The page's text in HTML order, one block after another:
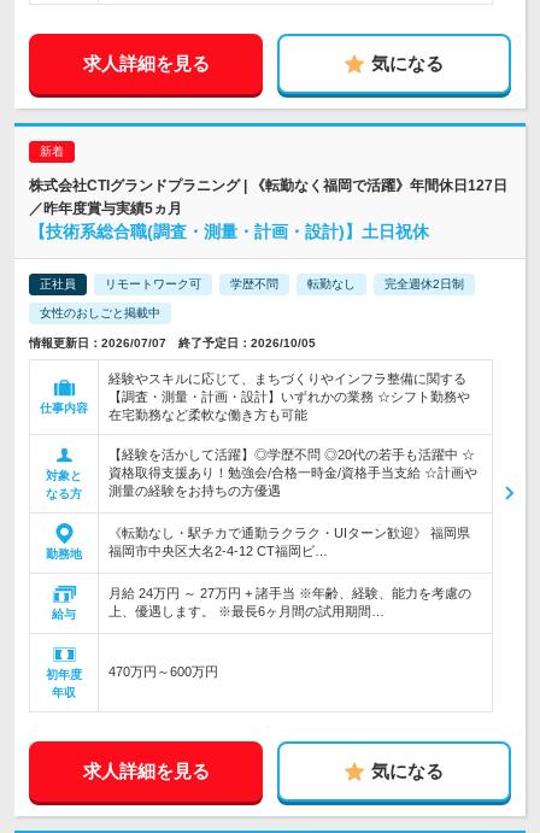
求人詳細を見る 気になる
株式会社CTIグランドプラニング | 《転勤なく福岡で活躍》年間休日127日
／昨年度賞与実績5ヵ月
【技術系総合職(調査・測量・計画・設計)】土日祝休
正社員 リモートワーク可 学歴不問 転勤なし 完全週休2日制
女性のおしごと掲載中
情報更新日：2026/07/07 終了予定日：2026/10/05
仕事内容
経験やスキルに応じて、まちづくりやインフラ整備に関する
【調査・測量・計画・設計】いずれかの業務 ☆シフト勤務や
在宅勤務など柔軟な働き方も可能
対象と
なる方
【経験を活かして活躍】◎学歴不問 ◎20代の若手も活躍中 ☆
資格取得支援あり！勉強会/合格一時金/資格手当支給 ☆計画や
測量の経験をお持ちの方優遇
勤務地
《転勤なし・駅チカで通勤ラクラク・UIターン歓迎》 福岡県
福岡市中央区大名2-4-12 CT福岡ビ…
給与
月給 24万円 ～ 27万円 + 諸手当 ※年齢、経験、能力を考慮の
上、優遇します。 ※最長6ヶ月間の試用期間…
初年度
年収
470万円～600万円
求人詳細を見る 気になる